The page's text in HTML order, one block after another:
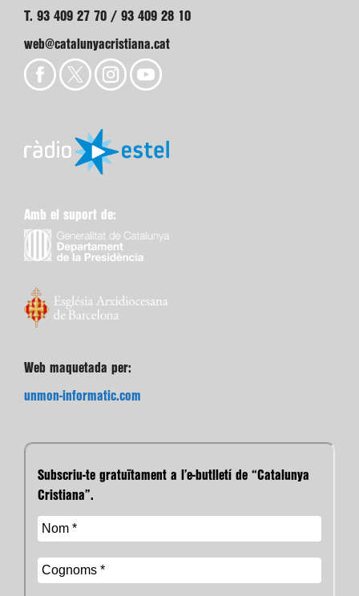
T. 93 409 27 70 / 93 409 28 10
web@catalunyacristiana.cat
Amb el suport de:
Web maquetada per:
unmon-informatic.com
Subscriu-te gratuïtament a l’e-butlletí de “Catalunya
Cristiana”.